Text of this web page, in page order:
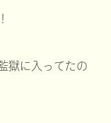
獄に入ってたの